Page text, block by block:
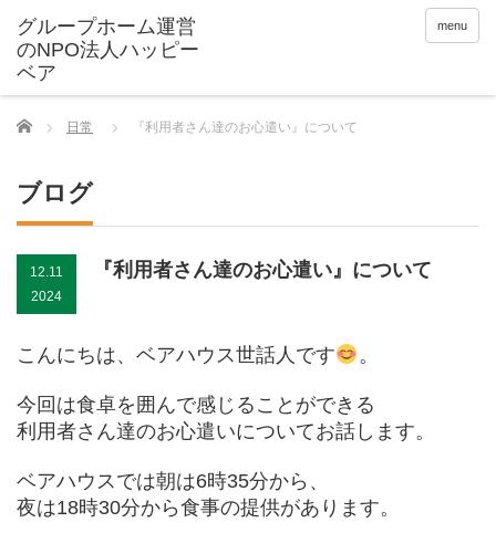
menu
Home 日常 『利用者さん達のお心遣い』について
ブログ
12.11
2024
『利用者さん達のお心遣い』について
こんにちは、ベアハウス世話人です 。
今回は食卓を囲んで感じることができる
利用者さん達のお心遣いについてお話します。
ベアハウスでは朝は6時35分から、
夜は18時30分から食事の提供があります。